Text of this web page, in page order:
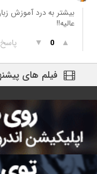
بیشتر به درد آموزش
عالیه!!
▲
0
▼ پاسخ
فیلم های